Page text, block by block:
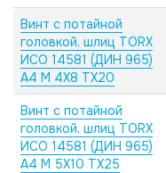
Винт с потайной
головкой, шлиц TORX
ИСО 14581 (ДИН 965)
А4 M 4X8 TX20
Винт с потайной
головкой, шлиц TORX
ИСО 14581 (ДИН 965)
А4 M 5X10 TX25